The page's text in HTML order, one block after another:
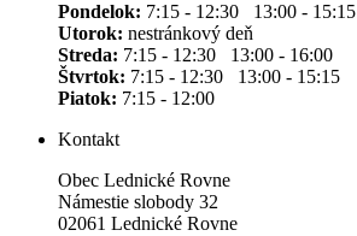
Pondelok: 7:15 - 12:30 13:00 - 15:15
Utorok: nestránkový deň
Streda: 7:15 - 12:30 13:00 - 16:00
Štvrtok: 7:15 - 12:30 13:00 - 15:15
Piatok: 7:15 - 12:00
Kontakt
Obec Lednické Rovne
Námestie slobody 32
02061 Lednické Rovne